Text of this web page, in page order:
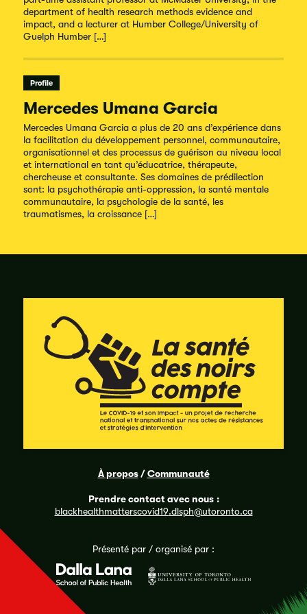
department of health research methods evidence and
impact, and a lecturer at Humber College/University of
Guelph Humber […]
Profile
Mercedes Umana Garcia
Mercedes Umana Garcia a plus de 20 ans d’expérience dans
la facilitation du développement personnel, communautaire,
organisationnel et des processus de guérison au niveau local
et international en tant qu’éducatrice, thérapeute,
chercheuse et consultante. Ses domaines de prédilection
sont: la psychothérapie anti-oppression, la santé mentale
communautaire, la psychologie de la santé, les
traumatismes, la croissance […]
À propos/Communauté
Prendre contact avec nous :
blackhealthmatterscovid19.dlsph@utoronto.ca
Présenté par / organisé par :